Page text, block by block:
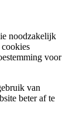
noodzakelijk
voor
van
beter af te